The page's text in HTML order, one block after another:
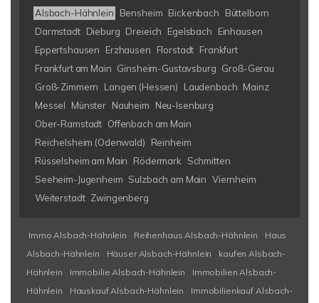
Alsbach-Hähnlein Bensheim Bickenbach
Büttelborn
Darmstadt Dieburg Dreieich Egelsbach
Einhausen
Eppertshausen
Erzhausen Florstadt Frankfurt
Frankfurt am Main Ginsheim-Gustavsburg Groß-Gerau
Groß-Zimmern
Langen (Hessen) Laudenbach Mainz
Messel
Münster Nauheim
Neu-Isenburg
Ober-Ramstadt Offenbach am Main
Reichelsheim (Odenwald)
Reinheim
Rüsselsheim am Main
Rödermark
Schmitten
Seeheim-Jugenheim Sulzbach am Main Viernheim
Weiterstadt Zwingenberg
Immo Alsbach-Hähnlein Reihenhaus Alsbach-Hähnlein
Haus
Alsbach-Hähnlein
Häuser Alsbach-Hähnlein
kaufen Alsbach-
Hähnlein
Immobilie Alsbach-Hähnlein
Immobilien Alsbach-
Hähnlein
Hauskauf Alsbach-Hähnlein
Immobilienkauf Alsbach-